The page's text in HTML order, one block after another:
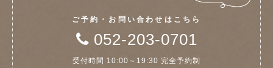
ご予約・お問い合わせはこちら
052-203-0701
受付時間 10:00～19:30 完全予約制